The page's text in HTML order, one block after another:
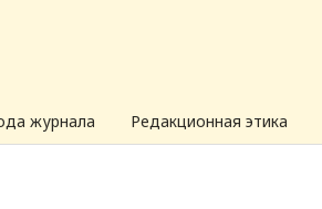
журнала Редакционная этика